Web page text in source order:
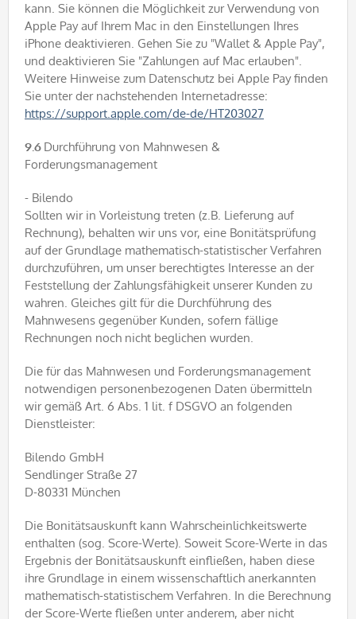
kann. Sie können die Möglichkeit zur Verwendung von
Apple Pay auf Ihrem Mac in den Einstellungen Ihres
iPhone deaktivieren. Gehen Sie zu "Wallet & Apple Pay",
und deaktivieren Sie "Zahlungen auf Mac erlauben".
Weitere Hinweise zum Datenschutz bei Apple Pay finden
Sie unter der nachstehenden Internetadresse:
https://support.apple.com/de-de/HT203027
9.6 Durchführung von Mahnwesen &
Forderungsmanagement
- Bilendo
Sollten wir in Vorleistung treten (z.B. Lieferung auf
Rechnung), behalten wir uns vor, eine Bonitätsprüfung
auf der Grundlage mathematisch-statistischer Verfahren
durchzuführen, um unser berechtigtes Interesse an der
Feststellung der Zahlungsfähigkeit unserer Kunden zu
wahren. Gleiches gilt für die Durchführung des
Mahnwesens gegenüber Kunden, sofern fällige
Rechnungen noch nicht beglichen wurden.
Die für das Mahnwesen und Forderungsmanagement
notwendigen personenbezogenen Daten übermitteln
wir gemäß Art. 6 Abs. 1 lit. f DSGVO an folgenden
Dienstleister:
Bilendo GmbH
Sendlinger Straße 27
D-80331 München
Die Bonitätsauskunft kann Wahrscheinlichkeitswerte
enthalten (sog. Score-Werte). Soweit Score-Werte in das
Ergebnis der Bonitätsauskunft einfließen, haben diese
ihre Grundlage in einem wissenschaftlich anerkannten
mathematisch-statistischem Verfahren. In die Berechnung
der Score-Werte fließen unter anderem, aber nicht